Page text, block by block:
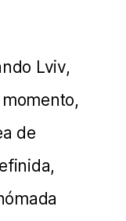
Lviv,
de